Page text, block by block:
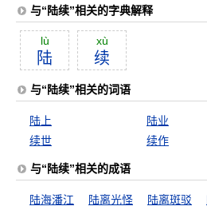
与“陆续”相关的字典解释
lù
陆
xù
续
与“陆续”相关的词语
陆上 陆业
续世
续作
与“陆续”相关的成语
陆海潘江 陆离光怪 陆离斑驳